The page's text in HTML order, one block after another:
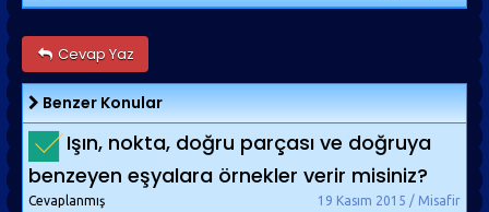
Cevap Yaz
Benzer Konular
Işın, nokta, doğru parçası ve doğruya
benzeyen eşyalara örnekler verir misiniz?
19 Kasım 2015 / Misafir
Cevaplanmış